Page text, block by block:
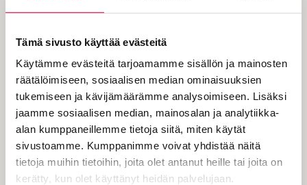
Tämä sivusto käyttää evästeitä
Käytämme evästeitä tarjoamamme sisällön ja mainosten
räätälöimiseen, sosiaalisen median ominaisuuksien
tukemiseen ja kävijämäärämme analysoimiseen. Lisäksi
jaamme sosiaalisen median, mainosalan ja analytiikka-
alan kumppaneillemme tietoja siitä, miten käytät
sivustoamme. Kumppanimme voivat yhdistää näitä
tietoja muihin tietoihin, joita olet antanut heille tai joita on
kerätty, kun olet käyttänyt heidän palvelujaan.
”Järki hoi, älä jätä – käymättä terapiassa”,
kuului pari vuotta sitten olleen
mainoskampanjan iskulause. Tarkoitus oli
hyvä: tehdä terapiasta hiusten
harjaamiseen tai aamulenkkiin verrattava
arkinen toimenpide. Muistuttaa, miten
mielenhuolto on meille kaikille tarpeen.
Kiristelin hampaitani, kun näin kampanjan
julisteita metroasemilla.…